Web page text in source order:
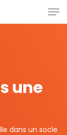
une
dans un socle